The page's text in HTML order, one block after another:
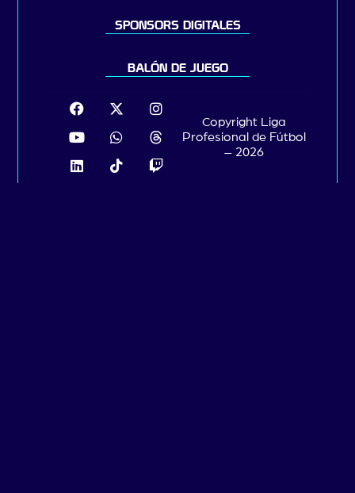
SPONSORS DIGITALES
BALÓN DE JUEGO
Copyright Liga
Profesional de Fútbol
– 2026